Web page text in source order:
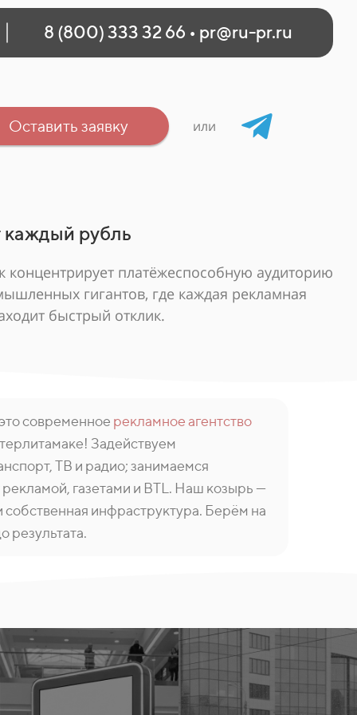
8 (800) 333 32 66 • pr@ru-pr.ru
Оставить заявку или
каждый рубль
концентрирует платёжеспособную аудиторию
гигантов, где каждая рекламная
быстрый отклик.
современное рекламное агентство
Задействуем
ТВ и радио; занимаемся
газетами и BTL. Наш козырь —
собственная инфраструктура. Берём на
результата.